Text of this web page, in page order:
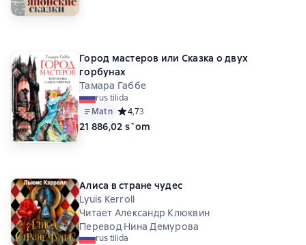
Город мастеров или Сказка о двух
горбунах
Тамара Габбе
rus tilida
Matn Средний рейтинг 4,7 на основе 3 оценок
4,73
21 886,02 s`om
Алиса в стране чудес
Lyuis Kerroll
Читает Александр Клюквин
Перевод Нина Демурова
rus tilida